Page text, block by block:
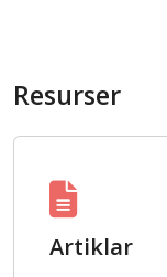
Resurser
Artiklar